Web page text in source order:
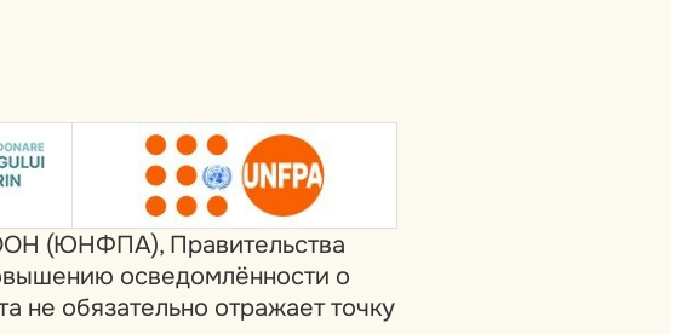
(ЮНФПА), Правительства
осведомлённости о
не обязательно отражает точку